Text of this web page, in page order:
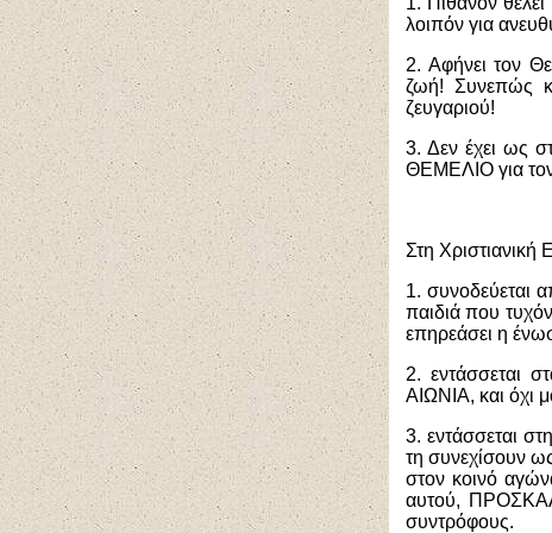
λοιπόν για
2. Αφήνει τον
ζωή! Συνεπώς
ζευγαριού!
3. Δεν έχει ως
ΘΕΜΕΛΙΟ για
Στη
1. συνοδεύεται
παιδιά που
επηρεάσει η
2. εντάσσεται
ΑΙΩΝΙΑ, και όχι
3. εντάσσεται
τη συνεχίσουν
στον κοινό
αυτού,
συντρόφους.